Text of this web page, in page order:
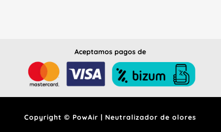
Aceptamos pagos de
Copyright © PowAir | Neutralizador de olores